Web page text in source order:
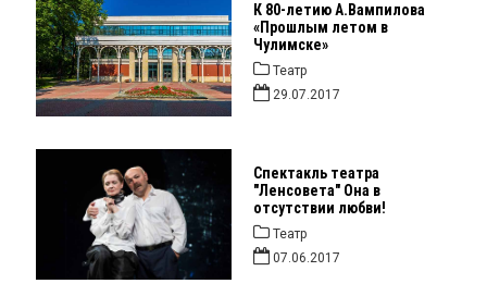
К 80-летию А.Вампилова
«Прошлым летом в
Чулимске»
Театр
29.07.2017
Спектакль театра
"Ленсовета" Она в
отсутствии любви!
Театр
07.06.2017